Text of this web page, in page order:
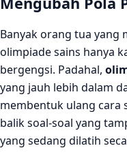
Membangun
Dampak Jangka
Mengasah
Membuka Jaringan
Kesimpulan
Banyak orang tua yang
olimpiade sains hanya
bergengsi. Padahal,
yang jauh lebih dalam
membentuk ulang cara
balik soal-soal yang
yang sedang dilatih